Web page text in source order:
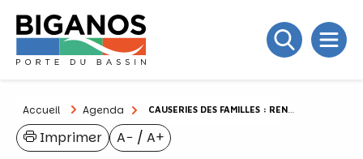
Accueil Agenda CAUSERIES DES FAMILLES : RENDEZ-VOUS DES GRANDS-PARENTS
A− / A+
Imprimer